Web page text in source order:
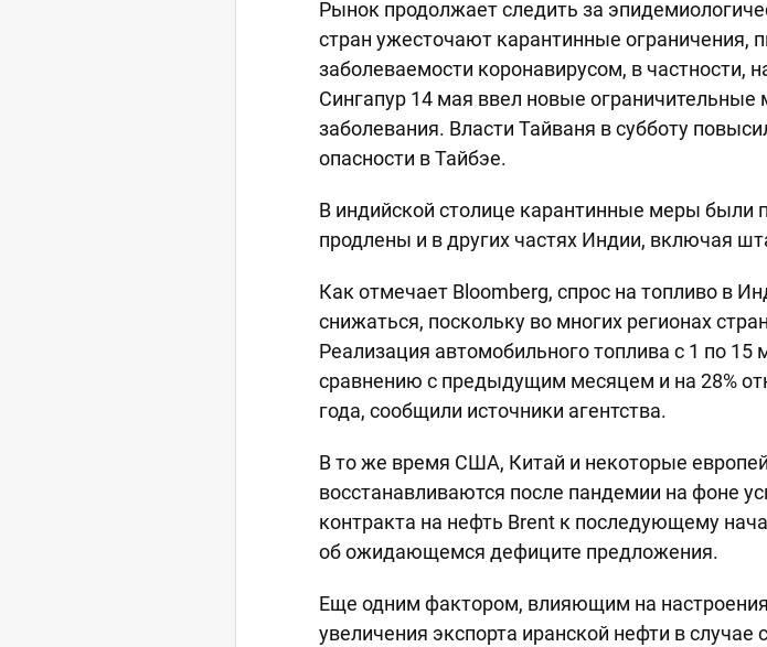
Рынок продолжает следить за
стран ужесточают карантинные ограничения,
заболеваемости коронавирусом, в частности,
Сингапур 14 мая ввел новые
заболевания. Власти Тайваня в субботу
опасности в Тайбэе.
В индийской столице карантинные меры были
продлены и в других частях Индии, включая
Как отмечает Bloomberg, спрос на топливо в
снижаться, поскольку во многих регионах
Реализация автомобильного топлива с 1 по
сравнению с предыдущим месяцем и на 28%
года, сообщили источники агентства.
В то же время США, Китай и некоторые
восстанавливаются после пандемии на фоне
контракта на нефть Brent к последующему
об ожидающемся дефиците предложения.
Еще одним фактором, влияющим на настроения
увеличения экспорта иранской нефти в